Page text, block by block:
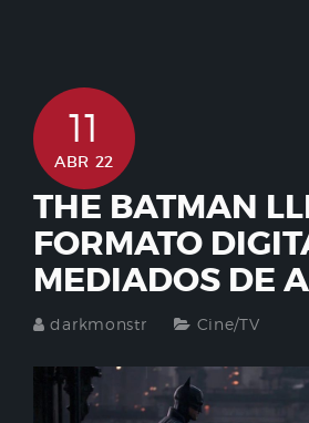
11
ABR 22
THE BATMAN
FORMATO
MEDIADOS DE
darkmonstr Cine/TV